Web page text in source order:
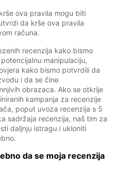
ova pravila mogu biti
da krše ova pravila
računa.
recenzija kako bismo
manipulaciju,
kako bismo potvrdili da
i da se čine
obrazaca. Ako se otkrije
kampanja za recenzije
poput uvoza recenzija s 5
sadržaja recenzija, naš tim za
daljnju istragu i ukloniti
da se moja recenzija